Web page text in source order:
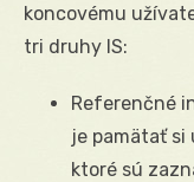
koncovému
tri druhy IS:
Referenčné
je pamätať si
ktoré sú